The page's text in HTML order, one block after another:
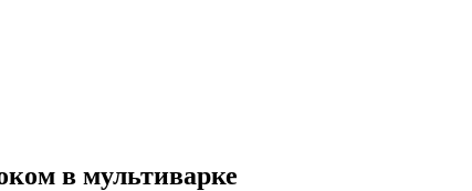
в мультиварке